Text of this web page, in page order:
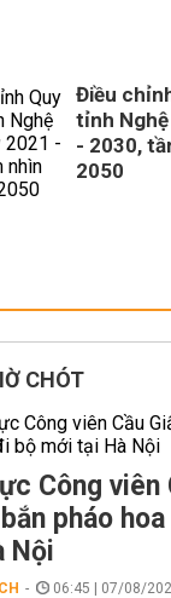
Điều
tỉnh
- 2030,
2050
CHÓT
Công viên
pháo
Nội
06:45 | 07/08/